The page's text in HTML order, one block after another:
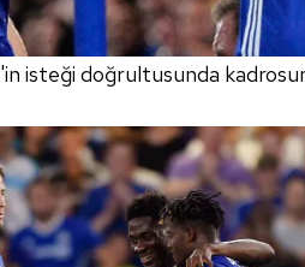
'in isteği doğrultusunda